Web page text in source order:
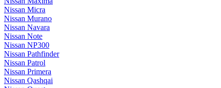
Nissan Micra
Nissan Murano
Nissan Navara
Nissan Note
Nissan NP300
Nissan Pathfinder
Nissan Patrol
Nissan Primera
Nissan Qashqai